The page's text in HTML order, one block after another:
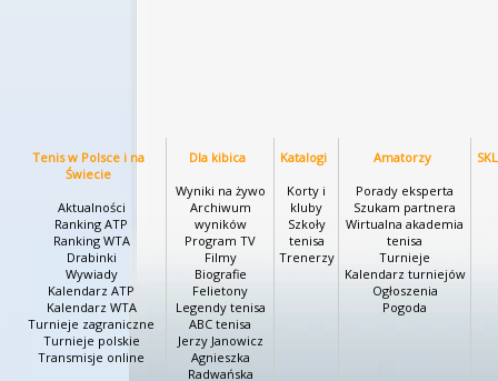
Tenis w Polsce i na
Świecie
Aktualności
Ranking ATP
Ranking WTA
Drabinki
Wywiady
Kalendarz ATP
Kalendarz WTA
Turnieje zagraniczne
Turnieje polskie
Transmisje online
Dla kibica
Wyniki na żywo
Archiwum
wyników
Program TV
Filmy
Biografie
Felietony
Legendy tenisa
ABC tenisa
Jerzy Janowicz
Agnieszka
Radwańska
Katalogi
Korty i
kluby
Szkoły
tenisa
Trenerzy
Amatorzy
Porady eksperta
Szukam partnera
Wirtualna akademia
tenisa
Turnieje
Kalendarz turniejów
Ogłoszenia
Pogoda